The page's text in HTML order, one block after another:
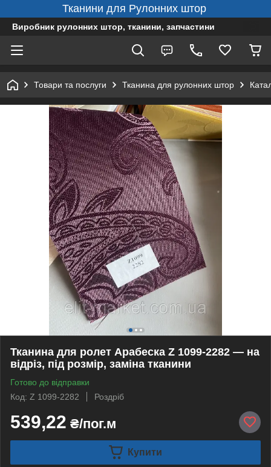
Тканини для Рулонних штор
Виробник рулонних штор, тканини, запчастини
Товари та послуги Тканина для рулонних штор
Тканина для ролет Арабеска Z 1099-2282 — на
відріз, під розмір, заміна тканини
Готово до відправки
Код: Z 1099-2282
Роздріб
539,22 ₴/пог.м
Купити